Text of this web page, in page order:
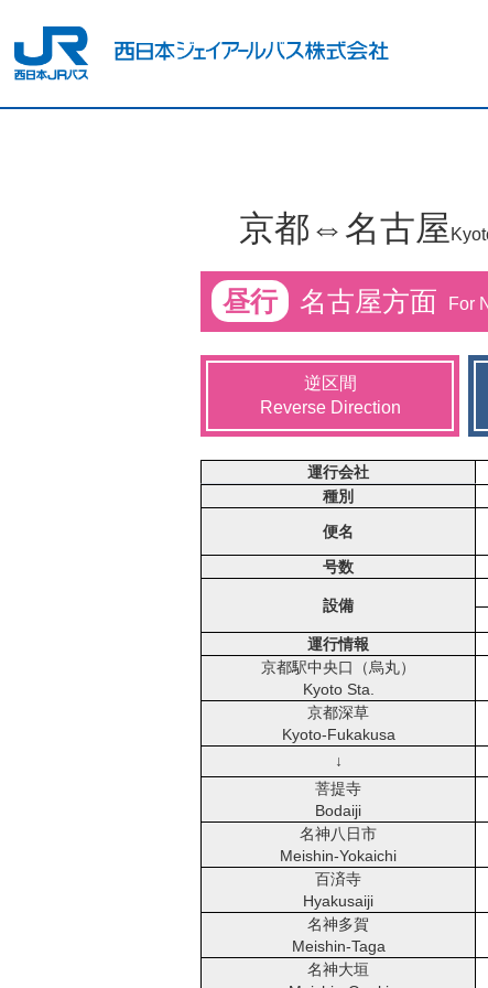
京都⇔名古屋
昼行 名古屋方面 For
逆区間
Reverse Direction
運行会社
種別
便名
号数
設備
運行情報
京都駅中央口（烏丸）
Kyoto Sta.
京都深草
Kyoto-Fukakusa
↓
菩提寺
Bodaiji
名神八日市
Meishin-Yokaichi
百済寺
Hyakusaiji
名神多賀
Meishin-Taga
名神大垣